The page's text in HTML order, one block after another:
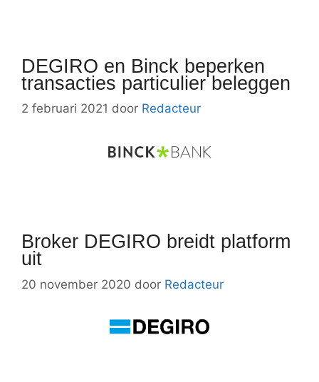
DEGIRO en Binck beperken
transacties particulier beleggen
2 februari 2021 door Redacteur
Broker DEGIRO breidt platform
uit
20 november 2020 door Redacteur